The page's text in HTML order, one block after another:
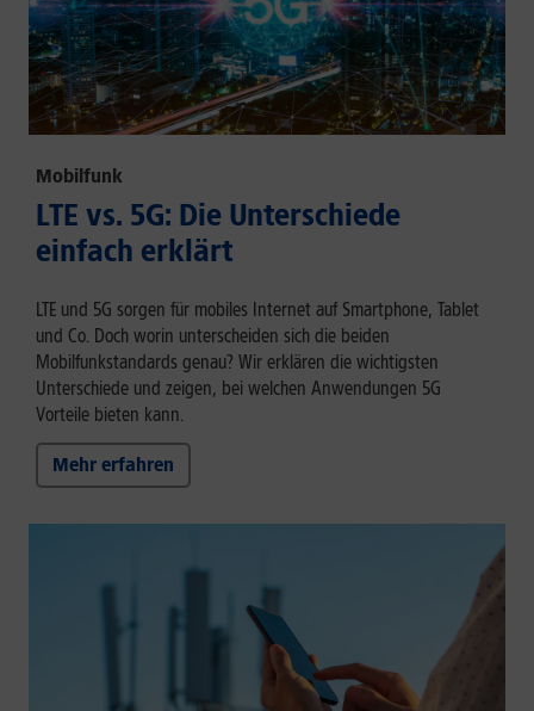
Mobilfunk
LTE vs. 5G: Die Unterschiede
einfach erklärt
LTE und 5G sorgen für mobiles Internet auf Smartphone, Tablet
und Co. Doch worin unterscheiden sich die beiden
Mobilfunkstandards genau? Wir erklären die wichtigsten
Unterschiede und zeigen, bei welchen Anwendungen 5G
Vorteile bieten kann.
Mehr erfahren